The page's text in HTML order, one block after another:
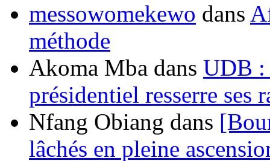
messowomekewo dans
méthode
Akoma Mba dans UDB :
présidentiel resserre ses
Nfang Obiang dans
lâchés en pleine